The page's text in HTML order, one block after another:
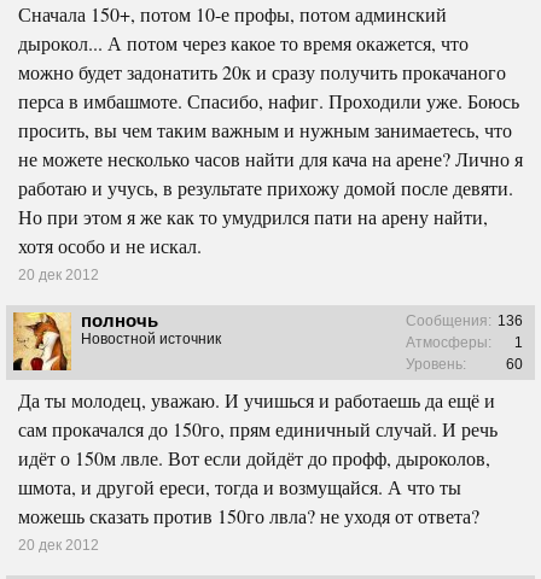
Сначала 150+, потом 10-е профы, потом админский
дырокол... А потом через какое то время окажется, что
можно будет задонатить 20к и сразу получить прокачаного
перса в имбашмоте. Спасибо, нафиг. Проходили уже. Боюсь
просить, вы чем таким важным и нужным занимаетесь, что
не можете несколько часов найти для кача на арене? Лично я
работаю и учусь, в результате прихожу домой после девяти.
Но при этом я же как то умудрился пати на арену найти,
хотя особо и не искал.
20 дек 2012
полночь
Новостной источник
Сообщения: 136
Атмосферы:
1
Уровень:
60
Да ты молодец, уважаю. И учишься и работаешь да ещё и
сам прокачался до 150го, прям единичный случай. И речь
идёт о 150м лвле. Вот если дойдёт до профф, дыроколов,
шмота, и другой ереси, тогда и возмущайся. А что ты
можешь сказать против 150го лвла? не уходя от ответа?
20 дек 2012